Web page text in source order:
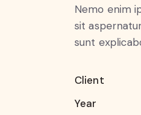
Nemo enim
sit
sunt
Client
Year